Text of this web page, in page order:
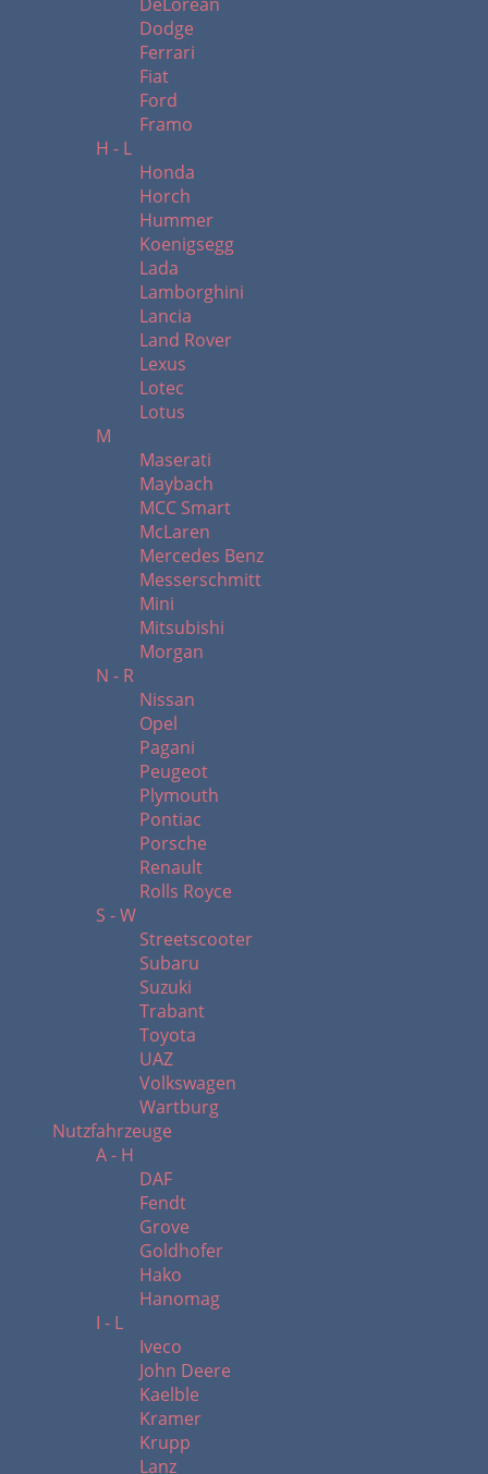
Dodge
Ferrari
Fiat
Ford
Framo
H - L
Honda
Horch
Hummer
Koenigsegg
Lada
Lamborghini
Lancia
Land Rover
Lexus
Lotec
Lotus
M
Maserati
Maybach
MCC Smart
McLaren
Mercedes Benz
Messerschmitt
Mini
Mitsubishi
Morgan
N - R
Nissan
Opel
Pagani
Peugeot
Plymouth
Pontiac
Porsche
Renault
Rolls Royce
S - W
Streetscooter
Subaru
Suzuki
Trabant
Toyota
UAZ
Volkswagen
Wartburg
Nutzfahrzeuge
A - H
DAF
Fendt
Grove
Goldhofer
Hako
Hanomag
I - L
Iveco
John Deere
Kaelble
Kramer
Krupp
Lanz